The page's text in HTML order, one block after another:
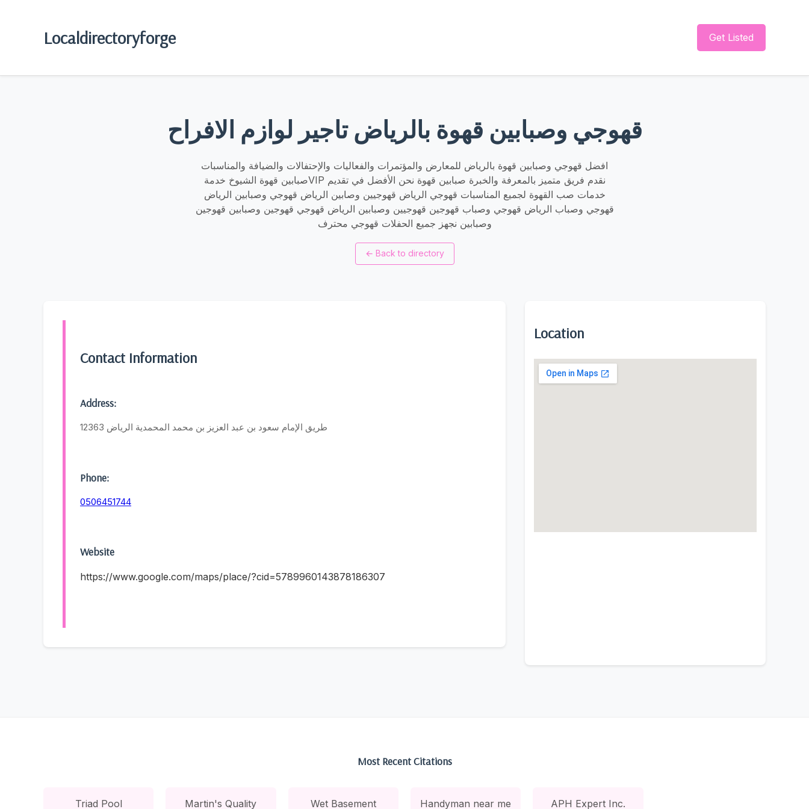
Localdirectoryforge Get Listed
قهوجي وصبابين قهوة بالرياض تاجير لوازم الافراح
افضل قهوجي وصبابين قهوة بالرياض للمعارض والمؤتمرات والفعاليات والإحتفالات والضيافة والمناسبات
صبابين قهوة الشيوخ خدمةVIP نقدم فريق متميز بالمعرفة والخبرة صبابين قهوة نحن الأفضل في تقديم
خدمات صب القهوة لجميع المناسبات قهوجي الرياض قهوجيين وصابين الرياض قهوجي وصبابين الرياض
قهوجي وصباب الرياض قهوجي وصباب قهوجين قهوجيين وصبابين الرياض قهوجي قهوجين وصبابين قهوجين
وصبابين نجهز جميع الحفلات قهوجي محترف
← Back to directory
Contact Information
Address:
طريق الإمام سعود بن عبد العزيز بن محمد المحمدية الرياض 12363
Phone:
0506451744
Website
https://www.google.com/maps/place/?cid=5789960143878186307
Location
Most Recent Citations
Triad Pool Martin's Quality Wet Basement Handyman near me APH Expert Inc.